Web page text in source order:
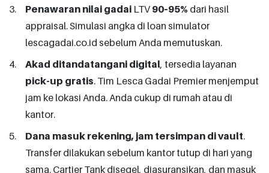
Penawaran nilai gadai LTV 90–95% dari hasil
appraisal. Simulasi angka di loan simulator
lescagadai.co.id sebelum Anda memutuskan.
Akad ditandatangani digital, tersedia layanan
pick-up gratis. Tim Lesca Gadai Premier menjemput
jam ke lokasi Anda. Anda cukup di rumah atau di
kantor.
Dana masuk rekening, jam tersimpan di vault.
Transfer dilakukan sebelum kantor tutup di hari yang
sama. Cartier Tank disegel, diasuransikan, dan masuk